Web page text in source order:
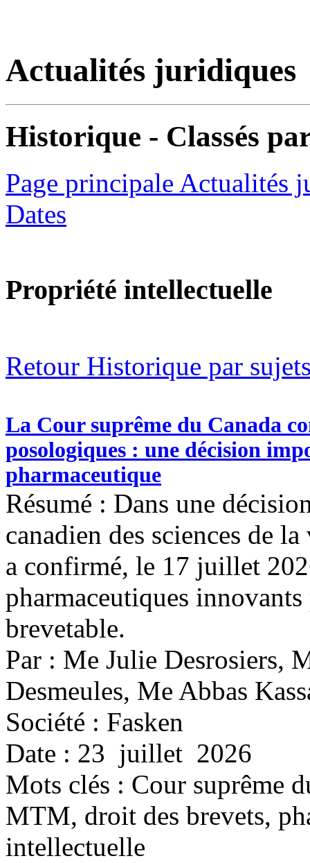
Actualités juridiques
Historique - Classés
Page principale Actualités
Dates
Propriété intellectuelle
Retour Historique par
La Cour suprême du Canada
posologiques : une décision
pharmaceutique
Résumé : Dans une
canadien des sciences de
a confirmé, le 17 juillet
pharmaceutiques
brevetable.
Par : Me Julie Desrosiers,
Desmeules, Me Abbas
Société : Fasken
Date : 23 juillet 2026
Mots clés : Cour suprême
MTM, droit des brevets,
intellectuelle